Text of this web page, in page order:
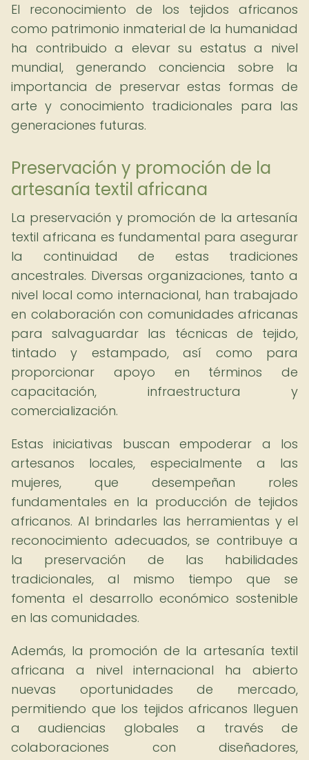
El reconocimiento de los tejidos africanos
como patrimonio inmaterial de la humanidad
ha contribuido a elevar su estatus a nivel
mundial, generando conciencia sobre la
importancia de preservar estas formas de
arte y conocimiento tradicionales para las
generaciones futuras.
Preservación y promoción de la
artesanía textil africana
La preservación y promoción de la artesanía
textil africana es fundamental para asegurar
la continuidad de estas tradiciones
ancestrales. Diversas organizaciones, tanto a
nivel local como internacional, han trabajado
en colaboración con comunidades africanas
para salvaguardar las técnicas de tejido,
tintado y estampado, así como para
proporcionar apoyo en términos de
capacitación, infraestructura y
comercialización.
Estas iniciativas buscan empoderar a los
artesanos locales, especialmente a las
mujeres, que desempeñan roles
fundamentales en la producción de tejidos
africanos. Al brindarles las herramientas y el
reconocimiento adecuados, se contribuye a
la preservación de las habilidades
tradicionales, al mismo tiempo que se
fomenta el desarrollo económico sostenible
en las comunidades.
Además, la promoción de la artesanía textil
africana a nivel internacional ha abierto
nuevas oportunidades de mercado,
permitiendo que los tejidos africanos lleguen
a audiencias globales a través de
colaboraciones con diseñadores,